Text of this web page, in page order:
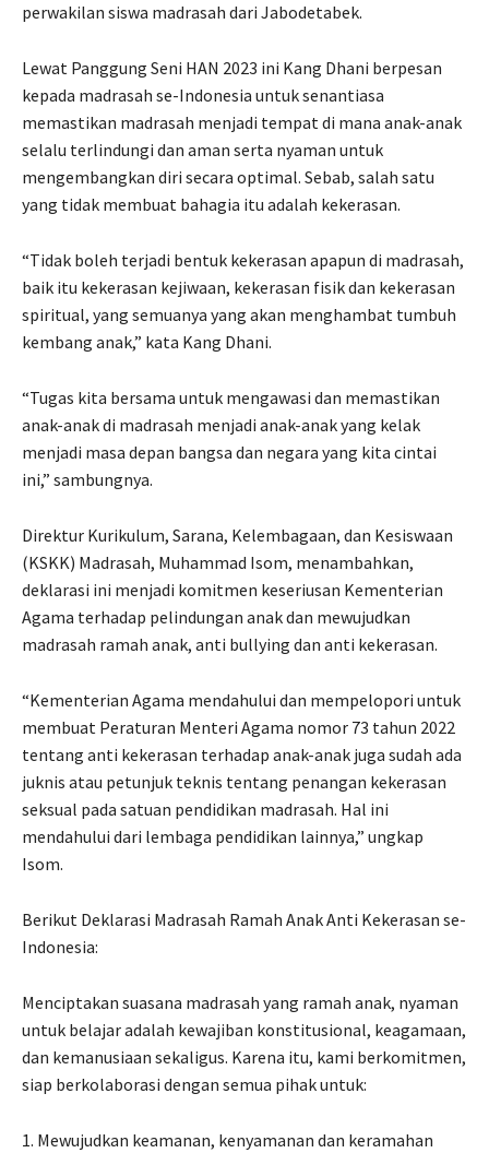
perwakilan siswa madrasah dari Jabodetabek.
Lewat Panggung Seni HAN 2023 ini Kang Dhani berpesan
kepada madrasah se-Indonesia untuk senantiasa
memastikan madrasah menjadi tempat di mana anak-anak
selalu terlindungi dan aman serta nyaman untuk
mengembangkan diri secara optimal. Sebab, salah satu
yang tidak membuat bahagia itu adalah kekerasan.
“Tidak boleh terjadi bentuk kekerasan apapun di madrasah,
baik itu kekerasan kejiwaan, kekerasan fisik dan kekerasan
spiritual, yang semuanya yang akan menghambat tumbuh
kembang anak,” kata Kang Dhani.
“Tugas kita bersama untuk mengawasi dan memastikan
anak-anak di madrasah menjadi anak-anak yang kelak
menjadi masa depan bangsa dan negara yang kita cintai
ini,” sambungnya.
Direktur Kurikulum, Sarana, Kelembagaan, dan Kesiswaan
(KSKK) Madrasah, Muhammad Isom, menambahkan,
deklarasi ini menjadi komitmen keseriusan Kementerian
Agama terhadap pelindungan anak dan mewujudkan
madrasah ramah anak, anti bullying dan anti kekerasan.
“Kementerian Agama mendahului dan mempelopori untuk
membuat Peraturan Menteri Agama nomor 73 tahun 2022
tentang anti kekerasan terhadap anak-anak juga sudah ada
juknis atau petunjuk teknis tentang penangan kekerasan
seksual pada satuan pendidikan madrasah. Hal ini
mendahului dari lembaga pendidikan lainnya,” ungkap
Isom.
Berikut Deklarasi Madrasah Ramah Anak Anti Kekerasan se-
Indonesia:
Menciptakan suasana madrasah yang ramah anak, nyaman
untuk belajar adalah kewajiban konstitusional, keagamaan,
dan kemanusiaan sekaligus. Karena itu, kami berkomitmen,
siap berkolaborasi dengan semua pihak untuk:
1. Mewujudkan keamanan, kenyamanan dan keramahan